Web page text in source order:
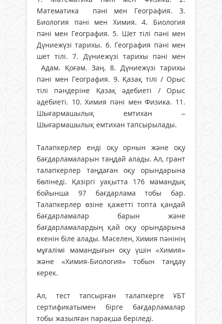
Математика пәні мен География. 3.
Биология пәні мен Химия. 4. Биология
пәні мен География. 5. Шет тілі пәні мен
Дүниежүзі тарихы. 6. География пәні мен
шет тілі. 7. Дүниежүзі тарихы пәні мен
Адам. Қоғам. Заң. 8. Дүниежүзі тарихы
пәні мен География. 9. Қазақ тілі / Орыс
тілі пәндеріне Қазақ әдебиеті / Орыс
әдебиеті. 10. Химия пәні мен Физика. 11.
Шығармашылық емтихан –
Шығармашылық емтихан тапсырылады.
Талапкерлер енді оқу орнын және оқу
бағдарламаларын таңдай алады. Ал, грант
талапкерлер таңдаған оқу орындарына
бөлінеді. Қазіргі уақытта 176 мамандық
бойынша 97 бағдарлама тобы бар.
Талапкерлер өзіне қажетті топта қандай
бағдарламалар барын және
бағдарламалардың қай оқу орындарына
екенін біле алады. Мәселен, Химия пәнінің
мұғалімі мамандығын оқу үшін «Химия»
және «Химия-Биология» тобын таңдау
керек.
Ал, тест тапсырған талапкерге ҰБТ
сертификатымен бірге бағдарламалар
тобы жазылған парақша беріледі.